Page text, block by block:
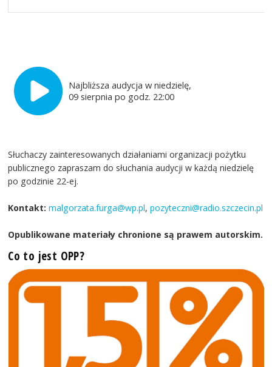
Najbliższa audycja w niedzielę,
09 sierpnia po godz. 22:00
Słuchaczy zainteresowanych działaniami organizacji pożytku
publicznego zapraszam do słuchania audycji w każdą niedzielę
po godzinie 22-ej.
Kontakt: malgorzata.furga@wp.pl,pozyteczni@radio.szczecin.pl
Opublikowane materiały chronione są prawem autorskim.
Co to jest OPP?